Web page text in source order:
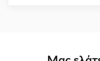
with real-time voltage/current